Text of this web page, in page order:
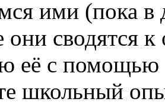
ими (пока в
они сводятся
её с помощью
школьный